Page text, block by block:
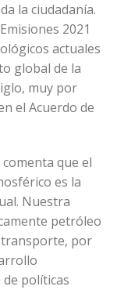
la ciudadanía.
2021
actuales
global de la
muy por
el Acuerdo de
que el
es la
Nuestra
petróleo
por
políticas